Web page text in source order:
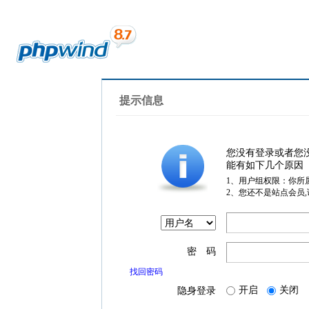
提示信息
您没有登录或者您
能有如下几个原因
1、用户组权限：你所
2、您还不是站点会员
密 码
找回密码
隐身登录 开启 关闭